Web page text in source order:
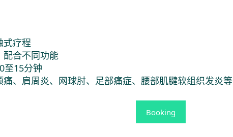
式疗程
配合不同功能
至15分钟
、肩周炎、网球肘、足部痛症、腰部肌腱软组织发炎等
Booking